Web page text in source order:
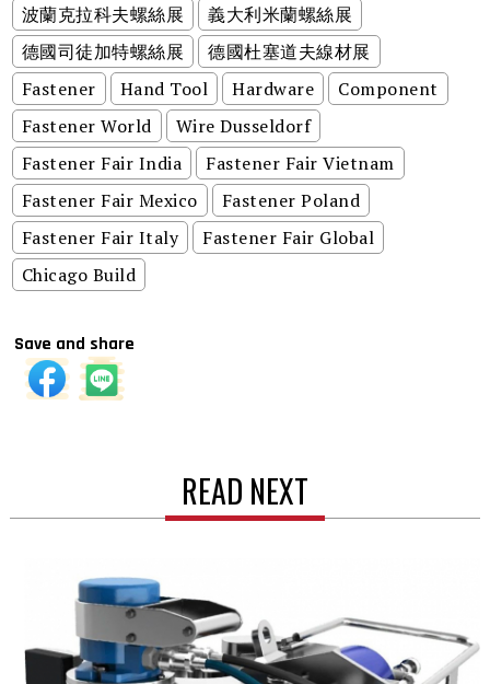
波蘭克拉科夫螺絲展
義大利米蘭螺絲展
德國司徒加特螺絲展
德國杜塞道夫線材展
Fastener
Hand Tool Hardware
Component
Fastener World
Wire Dusseldorf
Fastener Fair India
Fastener Fair Vietnam
Fastener Fair Mexico
Fastener Poland
Fastener Fair Italy
Fastener Fair Global
Chicago Build
Save and share
READ NEXT